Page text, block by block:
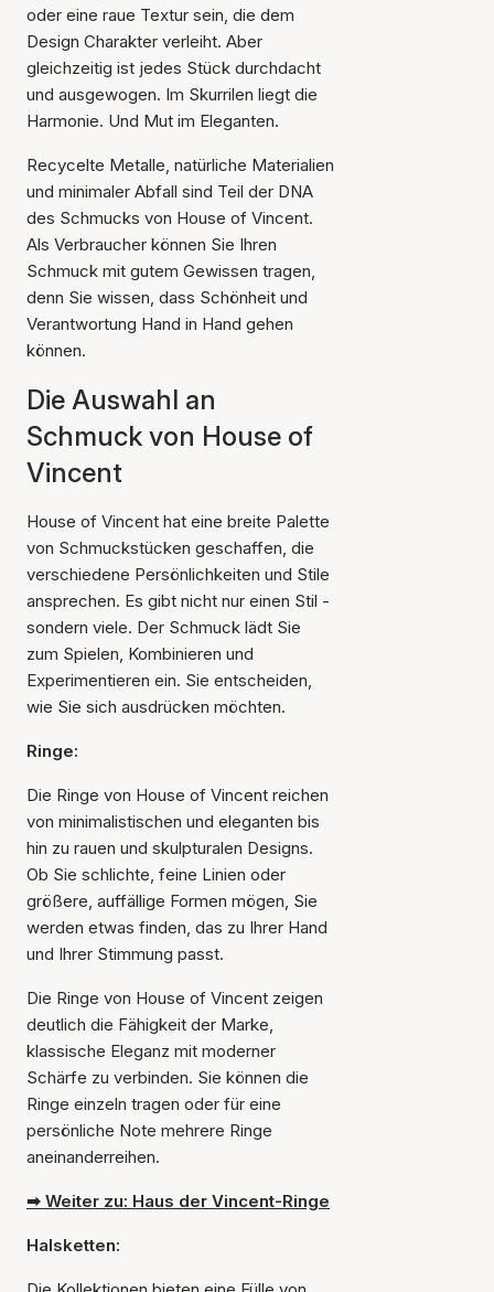
oder eine raue Textur sein, die dem
Design Charakter verleiht. Aber
gleichzeitig ist jedes Stück durchdacht
und ausgewogen. Im Skurrilen liegt die
Harmonie. Und Mut im Eleganten.
Recycelte Metalle, natürliche Materialien
und minimaler Abfall sind Teil der DNA
des Schmucks von House of Vincent.
Als Verbraucher können Sie Ihren
Schmuck mit gutem Gewissen tragen,
denn Sie wissen, dass Schönheit und
Verantwortung Hand in Hand gehen
können.
Die Auswahl an
Schmuck von House of
Vincent
House of Vincent hat eine breite Palette
von Schmuckstücken geschaffen, die
verschiedene Persönlichkeiten und Stile
ansprechen. Es gibt nicht nur einen Stil -
sondern viele. Der Schmuck lädt Sie
zum Spielen, Kombinieren und
Experimentieren ein. Sie entscheiden,
wie Sie sich ausdrücken möchten.
Ringe:
Die Ringe von House of Vincent reichen
von minimalistischen und eleganten bis
hin zu rauen und skulpturalen Designs.
Ob Sie schlichte, feine Linien oder
größere, auffällige Formen mögen, Sie
werden etwas finden, das zu Ihrer Hand
und Ihrer Stimmung passt.
Die Ringe von House of Vincent zeigen
deutlich die Fähigkeit der Marke,
klassische Eleganz mit moderner
Schärfe zu verbinden. Sie können die
Ringe einzeln tragen oder für eine
persönliche Note mehrere Ringe
aneinanderreihen.
➡ Weiter zu: Haus der Vincent-Ringe
Halsketten: